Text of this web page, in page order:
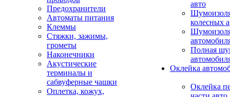
Предохранители
Автоматы питания
Клеммы
Стяжки, зажимы,
грометы
Наконечники
Акустические
терминалы и
сабвуферные чашки
Оплетка, кожух,
авто
колесных
Полная
Оклейка
Оклейка